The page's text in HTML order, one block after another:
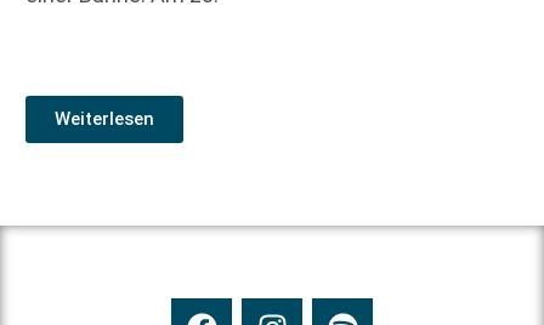
Weiterlesen